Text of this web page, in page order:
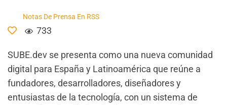
Notas De Prensa En RSS
733
SUBE.dev se presenta como una nueva comunidad
digital para España y Latinoamérica que reúne a
fundadores, desarrolladores, diseñadores y
entusiastas de la tecnología, con un sistema de